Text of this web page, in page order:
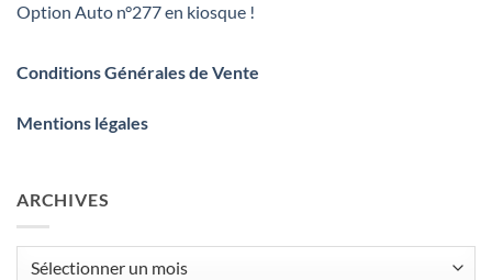
Option Auto n°277 en kiosque !
Conditions Générales de Vente
Mentions légales
ARCHIVES